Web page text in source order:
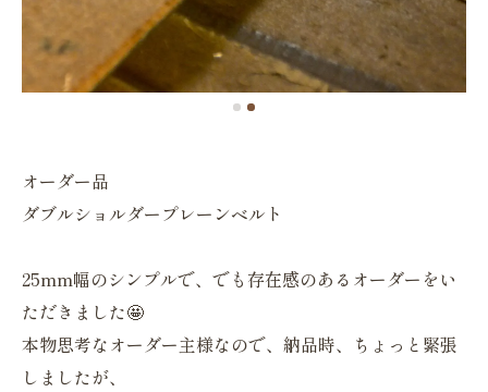
オーダー品
ダブルショルダープレーンベルト
25mm幅のシンプルで、でも存在感のあるオーダーをい
ただきました🤩
本物思考なオーダー主様なので、納品時、ちょっと緊張
しましたが、